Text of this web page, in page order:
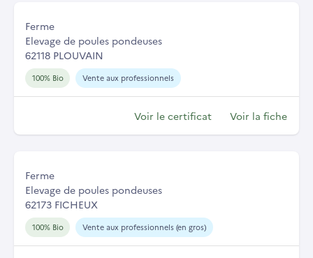
Ferme
Elevage de poules pondeuses
62118 PLOUVAIN
100% Bio Vente aux professionnels
Voir le certificat Voir la fiche
Ferme
Elevage de poules pondeuses
62173 FICHEUX
100% Bio Vente aux professionnels (en gros)